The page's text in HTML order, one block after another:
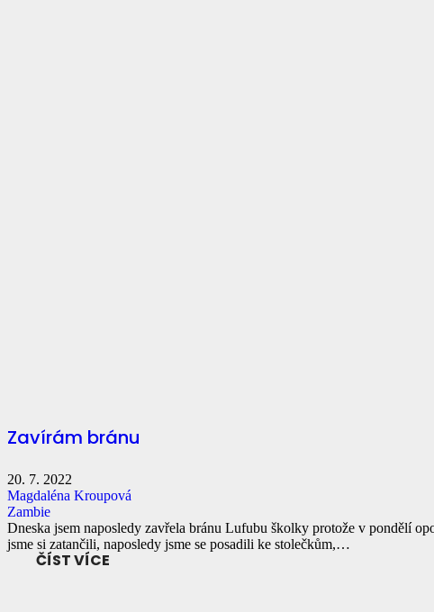
Zavírám bránu
20. 7. 2022
Magdaléna Kroupová
Zambie
Dneska jsem naposledy zavřela bránu Lufubu školky protože v pondělí
jsme si zatančili, naposledy jsme se posadili ke stolečkům,…
ČÍST VÍCE